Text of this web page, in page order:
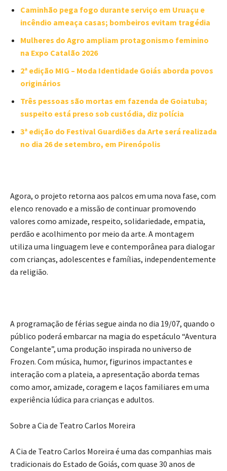
Caminhão pega fogo durante serviço em Uruaçu e
incêndio ameaça casas; bombeiros evitam tragédia
Mulheres do Agro ampliam protagonismo feminino
na Expo Catalão 2026
2ª edição MIG – Moda Identidade Goiás aborda povos
originários
Três pessoas são mortas em fazenda de Goiatuba;
suspeito está preso sob custódia, diz polícia
3ª edição do Festival Guardiões da Arte será realizada
no dia 26 de setembro, em Pirenópolis
Agora, o projeto retorna aos palcos em uma nova fase, com
elenco renovado e a missão de continuar promovendo
valores como amizade, respeito, solidariedade, empatia,
perdão e acolhimento por meio da arte. A montagem
utiliza uma linguagem leve e contemporânea para dialogar
com crianças, adolescentes e famílias, independentemente
da religião.
A programação de férias segue ainda no dia 19/07, quando o
público poderá embarcar na magia do espetáculo “Aventura
Congelante”, uma produção inspirada no universo de
Frozen. Com música, humor, figurinos impactantes e
interação com a plateia, a apresentação aborda temas
como amor, amizade, coragem e laços familiares em uma
experiência lúdica para crianças e adultos.
Sobre a Cia de Teatro Carlos Moreira
A Cia de Teatro Carlos Moreira é uma das companhias mais
tradicionais do Estado de Goiás, com quase 30 anos de